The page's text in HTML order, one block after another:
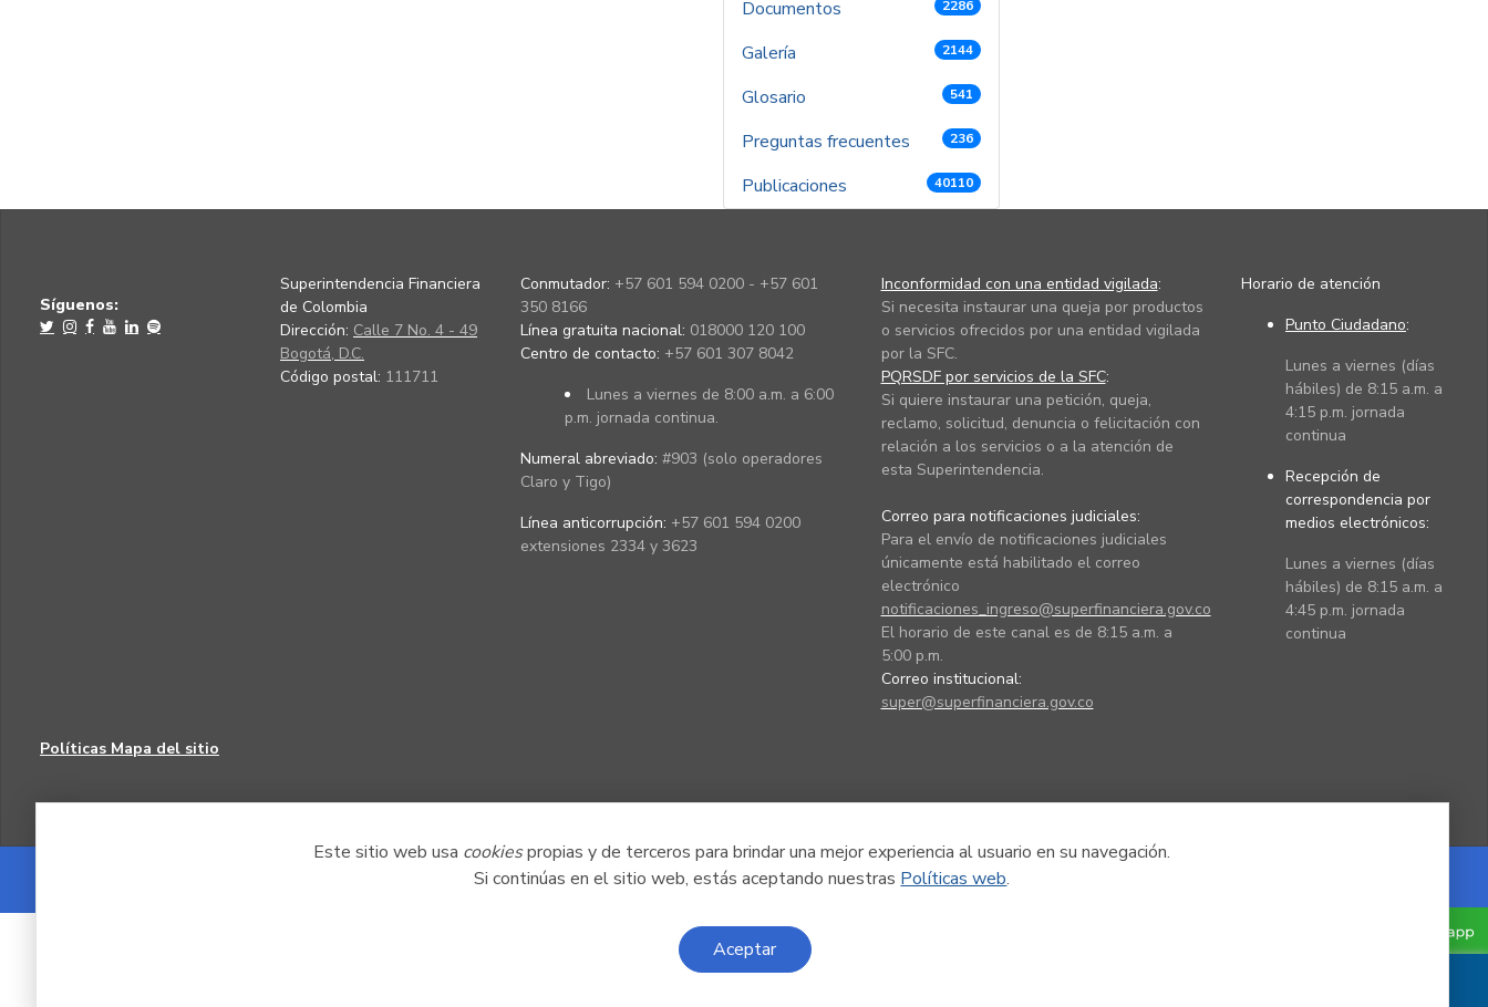
Este sitio web usa cookiespropias y de terceros para brindar una mejor experiencia al usuario en su navegación.
Si continúas en el sitio web, estás aceptando nuestras Políticas web.
Aceptar
Documentos 2286
Galería 2144
Glosario 541
Preguntas frecuentes 236
Publicaciones 40110
Síguenos:
Superintendencia Financiera
de Colombia
Dirección: Calle 7 No. 4 - 49
Bogotá, D.C.
Código postal: 111711
Conmutador: +57 601 594 0200 - +57 601
350 8166
Línea gratuita nacional: 018000 120 100
Centro de contacto: +57 601 307 8042
Lunes a viernes de 8:00 a.m. a 6:00
p.m. jornada continua.
Numeral abreviado: #903 (solo operadores
Claro y Tigo)
Línea anticorrupción: +57 601 594 0200
extensiones 2334 y 3623
Inconformidad con una entidad vigilada:
Si necesita instaurar una queja por productos
o servicios ofrecidos por una entidad vigilada
por la SFC.
PQRSDF por servicios de la SFC:
Si quiere instaurar una petición, queja,
reclamo, solicitud, denuncia o felicitación con
relación a los servicios o a la atención de
esta Superintendencia.
Correo para notificaciones judiciales:
Para el envío de notificaciones judiciales
únicamente está habilitado el correo
electrónico
notificaciones_ingreso@superfinanciera.gov.co
El horario de este canal es de 8:15 a.m. a
5:00 p.m.
Correo institucional:
super@superfinanciera.gov.co
Horario de atención
Punto Ciudadano:
Lunes a viernes (días
hábiles) de 8:15 a.m. a
4:15 p.m. jornada
continua
Recepción de
correspondencia por
medios electrónicos:
Lunes a viernes (días
hábiles) de 8:15 a.m. a
4:45 p.m. jornada
continua
Políticas Mapa del sitio
Powered by Nexura